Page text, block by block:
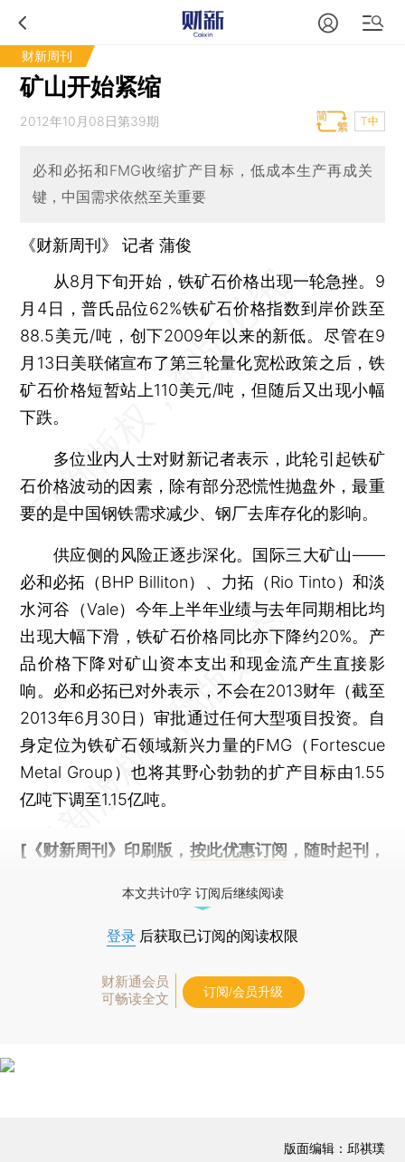
财新周刊
矿山开始紧缩
2012年10月08日第39期 T中
必和必拓和FMG收缩扩产目标，低成本生产再成关
键，中国需求依然至关重要
《财新周刊》 记者 蒲俊
从8月下旬开始，铁矿石价格出现一轮急挫。9
月4日，普氏品位62%铁矿石价格指数到岸价跌至
88.5美元/吨，创下2009年以来的新低。尽管在9
月13日美联储宣布了第三轮量化宽松政策之后，铁
矿石价格短暂站上110美元/吨，但随后又出现小幅
下跌。
多位业内人士对财新记者表示，此轮引起铁矿
石价格波动的因素，除有部分恐慌性抛盘外，最重
要的是中国钢铁需求减少、钢厂去库存化的影响。
供应侧的风险正逐步深化。国际三大矿山——
必和必拓（BHP Billiton）、力拓（Rio Tinto）和淡
水河谷（Vale）今年上半年业绩与去年同期相比均
出现大幅下滑，铁矿石价格同比亦下降约20%。产
品价格下降对矿山资本支出和现金流产生直接影
响。必和必拓已对外表示，不会在2013财年（截至
2013年6月30日）审批通过任何大型项目投资。自
身定位为铁矿石领域新兴力量的FMG（Fortescue
Metal Group）也将其野心勃勃的扩产目标由1.55
亿吨下调至1.15亿吨。
[《财新周刊》印刷版， 按此优惠订阅 ，随时起刊，
本文共计0字 订阅后继续阅读
登录 后获取已订阅的阅读权限
财新通会员
可畅读全文
订阅/会员升级
版面编辑：邱祺璞